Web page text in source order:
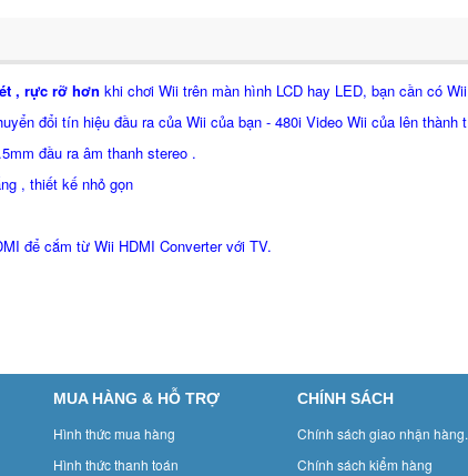
, rực rỡ hơn khi chơi Wii trên màn hình LCD hay LED, bạn cần có
đổi tín hiệu đầu ra của Wii của bạn - 480i Video Wii của lên thành
đầu ra âm thanh stereo .
, thiết kế nhỏ gọn
để cắm từ Wii HDMI Converter với TV.
MUA HÀNG & HỖ TRỢ
Hình thức mua hàng
Hình thức thanh toán
CHÍNH SÁCH
Chính sách giao nhận hàng.
Chính sách kiểm hàng